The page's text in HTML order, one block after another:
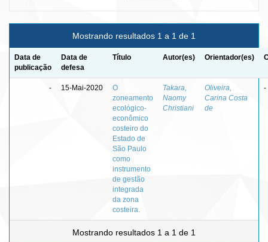
Mostrando resultados 1 a 1 de 1
Data de
publicação
Data de
defesa
Título Autor(es) Orientador(es)
- 15-Mai-2020
O
zoneamento
ecológico-
econômico
costeiro do
Estado de
São Paulo
como
instrumento
de gestão
integrada
da zona
costeira.
Takara,
Naomy
Christiani
Oliveira,
Carina Costa
de
-
Mostrando resultados 1 a 1 de 1